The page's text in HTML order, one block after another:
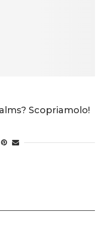
Scopriamolo!